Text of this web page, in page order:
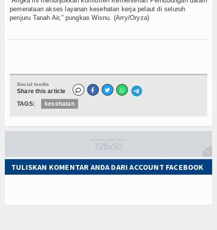
pemerataan akses layanan kesehatan kerja pelaut di seluruh
penjuru Tanah Air,” pungkas Wisnu. (Arry/Oryza)
Social media
Share this article
TAGS:
kesehatan
TULISKAN KOMENTAR ANDA DARI ACCOUNT FACEBOOK